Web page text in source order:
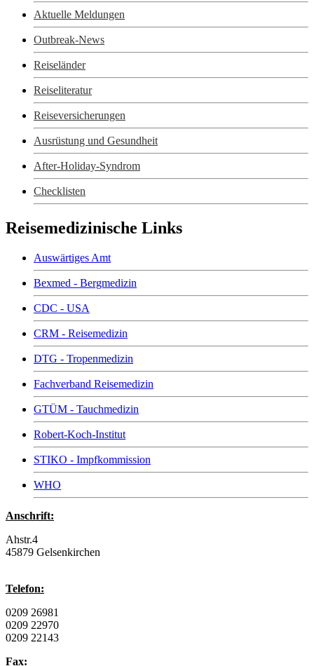
Aktuelle Meldungen
Outbreak-News
Reiseländer
Reiseliteratur
Reiseversicherungen
Ausrüstung und Gesundheit
After-Holiday-Syndrom
Checklisten
Reisemedizinische Links
Auswärtiges Amt
Bexmed - Bergmedizin
CDC - USA
CRM - Reisemedizin
DTG - Tropenmedizin
Fachverband Reisemedizin
GTÜM - Tauchmedizin
Robert-Koch-Institut
STIKO - Impfkommission
WHO
Anschrift:
Ahstr.4
45879 Gelsenkirchen
Telefon:
0209 26981
0209 22970
0209 22143
Fax: